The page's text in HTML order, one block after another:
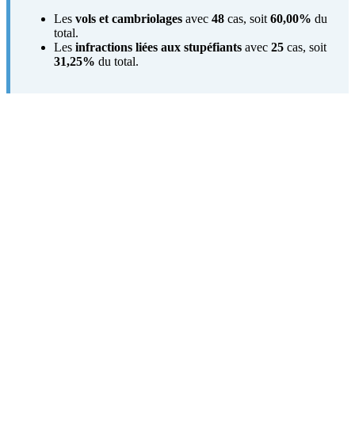
Les vols et cambriolages avec 48 cas, soit 60,00% du
total.
Les infractions liées aux stupéfiants avec 25 cas, soit
31,25% du total.